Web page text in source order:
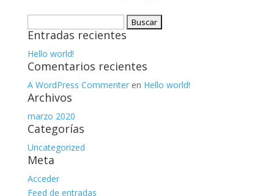
Entradas recientes
Hello world!
Comentarios recientes
A WordPress Commenteren Hello world!
Archivos
marzo 2020
Categorías
Uncategorized
Meta
Acceder
Feed de entradas